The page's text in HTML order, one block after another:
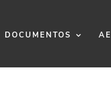
DOCUMENTOS